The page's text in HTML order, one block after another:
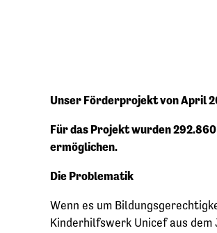
Unser Förderprojekt von April
Für das Projekt wurden
ermöglichen.
Die Problematik
Wenn es um
Kinderhilfswerk Unicef aus